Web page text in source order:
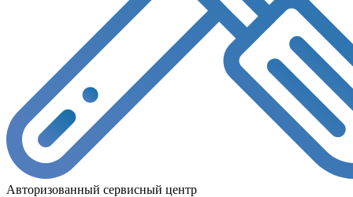
Авторизованный сервисный центр